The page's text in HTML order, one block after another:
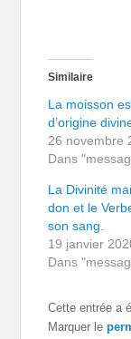
Similaire
La moisson
d’origine
26 novembre
Dans
La Divinité
don et le
son sang.
19 janvier
Dans
Cette entrée a
Marquer le